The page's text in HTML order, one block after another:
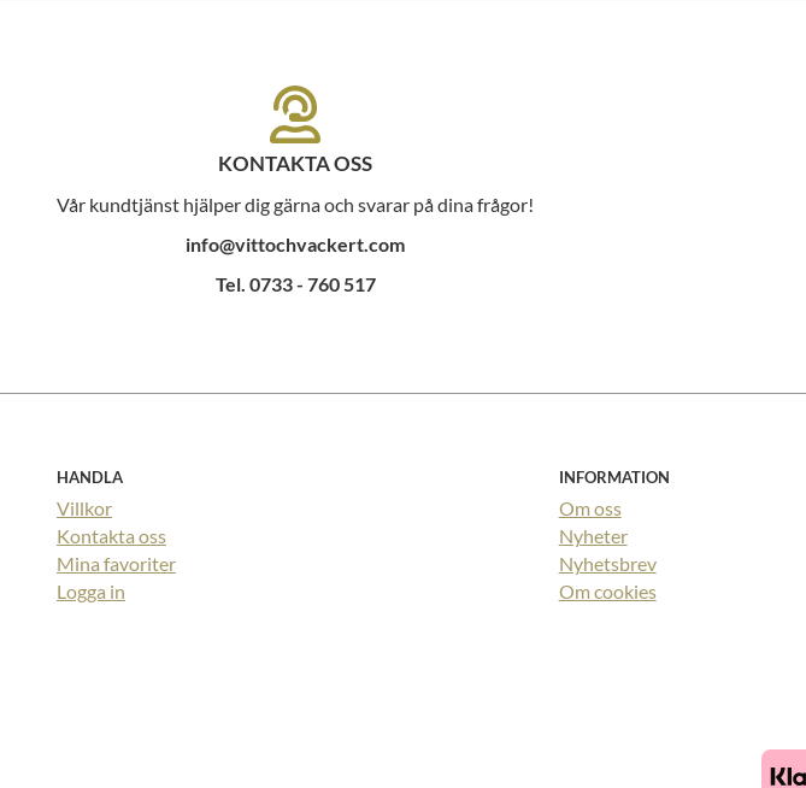
KONTAKTA OSS
Vår kundtjänst hjälper dig gärna och svarar på dina frågor!
info@vittochvackert.com
Tel. 0733 - 760 517
HANDLA
Villkor
Kontakta oss
Mina favoriter
Logga in
INFORMATION
Om oss
Nyheter
Nyhetsbrev
Om cookies